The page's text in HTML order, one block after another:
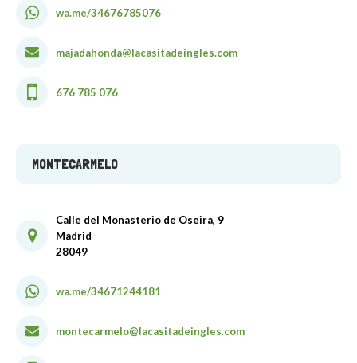
wa.me/34676785076
majadahonda@lacasitadeingles.com
676 785 076
MONTECARMELO
Calle del Monasterio de Oseira, 9
Madrid
28049
wa.me/34671244181
montecarmelo@lacasitadeingles.com